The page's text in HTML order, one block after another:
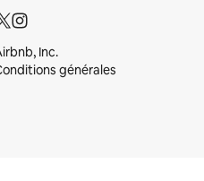
Inc.
générales